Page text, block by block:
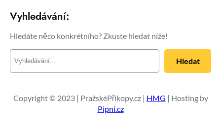
Vyhledávání:
Hledáte něco konkrétního? Zkuste hledat níže!
e
a
t
Hledat
Copyright © 2023 | PražskéPříkopy.cz | HMG | Hosting by
Pipni.cz